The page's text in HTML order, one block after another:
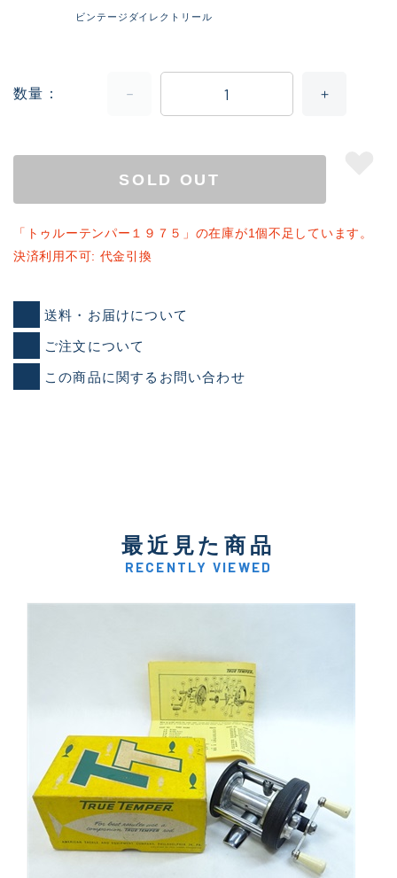
ビンテージダイレクトリール
数量
SOLD OUT
「トゥルーテンパー１９７５」の在庫が1個不足しています。
決済利用不可: 代金引換
送料・お届けについて
ご注文について
この商品に関するお問い合わせ
最近見た商品
RECENTLY VIEWED